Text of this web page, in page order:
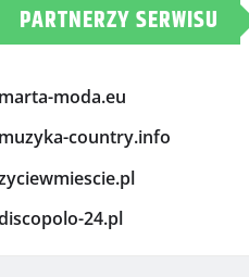
PARTNERZY SERWISU
marta-moda.eu
muzyka-country.info
24.pl